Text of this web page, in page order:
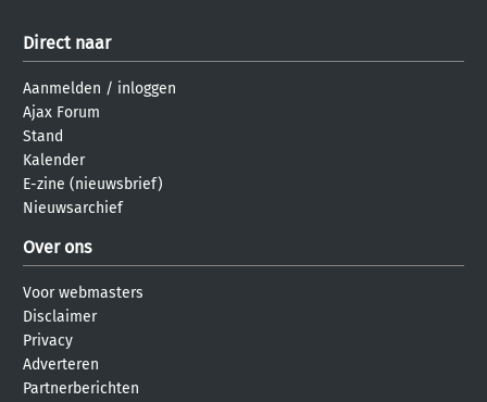
Direct naar
Aanmelden / inloggen
Ajax Forum
Stand
Kalender
E-zine (nieuwsbrief)
Nieuwsarchief
Over ons
Voor webmasters
Disclaimer
Privacy
Adverteren
Partnerberichten